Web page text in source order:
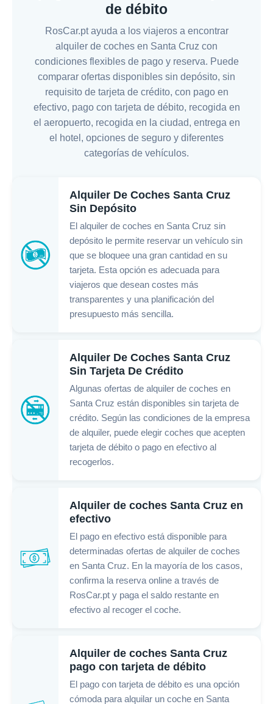
de débito
RosCar.pt ayuda a los viajeros a encontrar
alquiler de coches en Santa Cruz con
condiciones flexibles de pago y reserva. Puede
comparar ofertas disponibles sin depósito, sin
requisito de tarjeta de crédito, con pago en
efectivo, pago con tarjeta de débito, recogida en
el aeropuerto, recogida en la ciudad, entrega en
el hotel, opciones de seguro y diferentes
categorías de vehículos.
Alquiler De Coches Santa Cruz
Sin Depósito
El alquiler de coches en Santa Cruz sin
depósito le permite reservar un vehículo sin
que se bloquee una gran cantidad en su
tarjeta. Esta opción es adecuada para
viajeros que desean costes más
transparentes y una planificación del
presupuesto más sencilla.
Alquiler De Coches Santa Cruz
Sin Tarjeta De Crédito
Algunas ofertas de alquiler de coches en
Santa Cruz están disponibles sin tarjeta de
crédito. Según las condiciones de la empresa
de alquiler, puede elegir coches que acepten
tarjeta de débito o pago en efectivo al
recogerlos.
Alquiler de coches Santa Cruz en
efectivo
El pago en efectivo está disponible para
determinadas ofertas de alquiler de coches
en Santa Cruz. En la mayoría de los casos,
confirma la reserva online a través de
RosCar.pt y paga el saldo restante en
efectivo al recoger el coche.
Alquiler de coches Santa Cruz
pago con tarjeta de débito
El pago con tarjeta de débito es una opción
cómoda para alquilar un coche en Santa